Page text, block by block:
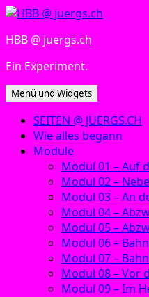
Zum
springen
HBB @ juergs.ch
Ein Experiment.
Menü und Widgets
SEITEN @ JUERGS.CH
Wie alles begann
Module
Modul 01 – Auf
Modul 02 –
Modul 03 – An
Modul 04 –
Modul 05 –
Modul 06 –
Modul 07 –
Modul 08 – Vor
Modul 09 – Im